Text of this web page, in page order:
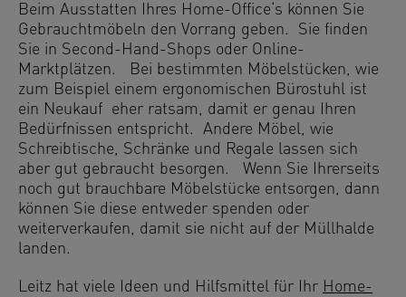
Beim Ausstatten Ihres Home-Office‘s können Sie
Gebrauchtmöbeln den Vorrang geben. Sie finden
Sie in Second-Hand-Shops oder Online-
Marktplätzen. Bei bestimmten Möbelstücken, wie
zum Beispiel einem ergonomischen Bürostuhl ist
ein Neukauf eher ratsam, damit er genau Ihren
Bedürfnissen entspricht. Andere Möbel, wie
Schreibtische, Schränke und Regale lassen sich
aber gut gebraucht besorgen. Wenn Sie Ihrerseits
noch gut brauchbare Möbelstücke entsorgen, dann
können Sie diese entweder spenden oder
weiterverkaufen, damit sie nicht auf der Müllhalde
landen.
Leitz hat viele Ideen und Hilfsmittel für Ihr Home-